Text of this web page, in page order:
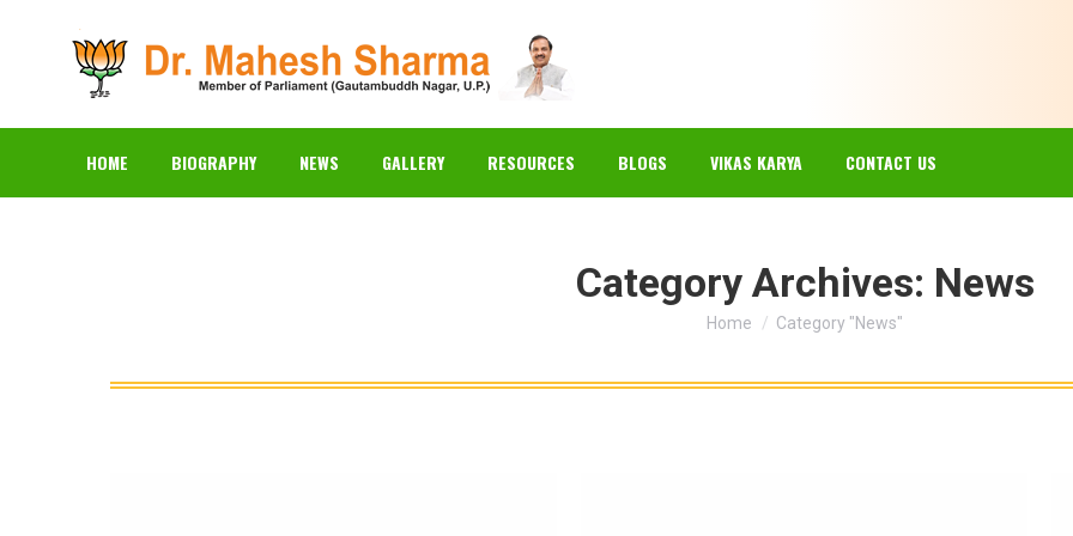
HOME BIOGRAPHY NEWS GALLERY RESOURCES BLOGS VIKAS KARYA CONTACT US
Category Archives: News
You are here:
Home Category "News"
NEWS